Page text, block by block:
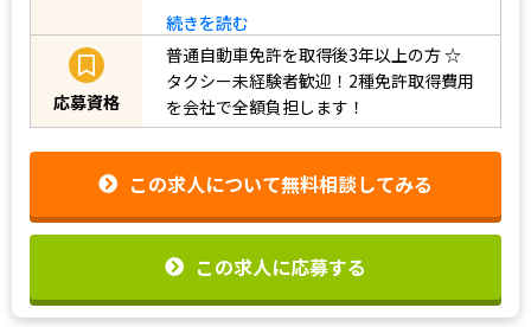
続きを読む
応募資格
普通自動車免許を取得後3年以上の方☆
タクシー未経験者歓迎！2種免許取得費用
を会社で全額負担します！
この求人について無料相談してみる
この求人に応募する